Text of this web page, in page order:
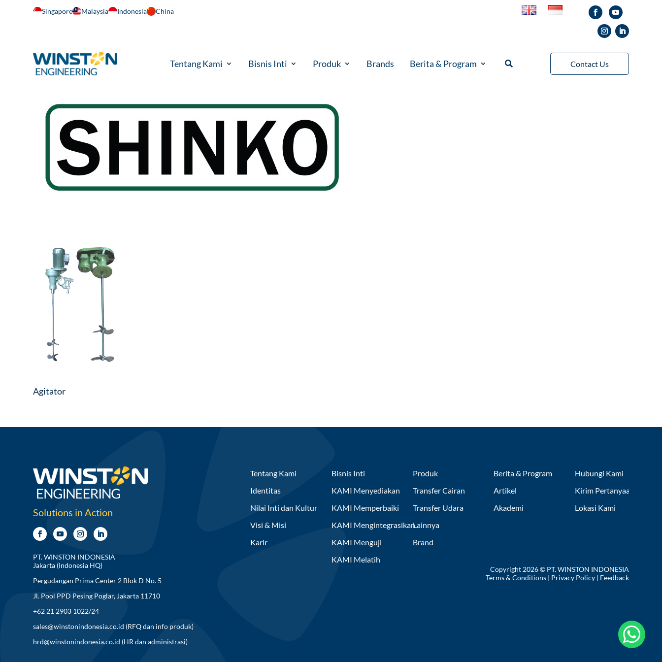
Singapore Malaysia Indonesia China
Tentang Kami Bisnis Inti Produk Brands Berita & Program Contact Us
Agitator
Solutions in Action
PT. WINSTON INDONESIA
Jakarta (Indonesia HQ)
Pergudangan Prima Center 2 Blok D No. 5
Jl. Pool PPD Pesing Poglar, Jakarta 11710
+62 21 2903 1022/24
sales@winstonindonesia.co.id (RFQ dan info produk)
hrd@winstonindonesia.co.id (HR dan administrasi)
Tentang Kami
Identitas
Nilai Inti dan Kultur
Visi & Misi
Karir
Bisnis Inti
KAMI Menyediakan
KAMI Memperbaiki
KAMI Mengintegrasikan
KAMI Menguji
KAMI Melatih
Produk
Transfer Cairan
Transfer Udara
Lainnya
Brand
Berita & Program
Artikel
Akademi
Hubungi Kami
Kirim Pertanyaan
Lokasi Kami
Copyright 2026 © PT. WINSTON INDONESIA
Terms & Conditions| Privacy Policy| Feedback
